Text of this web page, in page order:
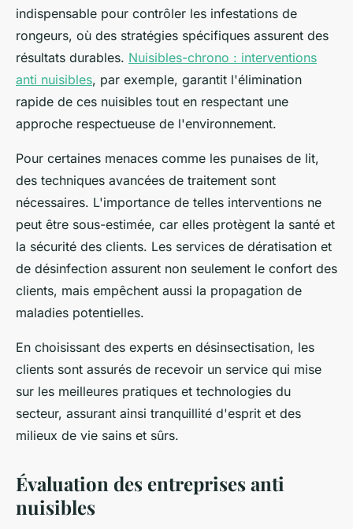
indispensable pour contrôler les infestations de
rongeurs, où des stratégies spécifiques assurent des
résultats durables. Nuisibles-chrono : interventions
anti nuisibles, par exemple, garantit l'élimination
rapide de ces nuisibles tout en respectant une
approche respectueuse de l'environnement.
Pour certaines menaces comme les punaises de lit,
des techniques avancées de traitement sont
nécessaires. L'importance de telles interventions ne
peut être sous-estimée, car elles protègent la santé et
la sécurité des clients. Les services de dératisation et
de désinfection assurent non seulement le confort des
clients, mais empêchent aussi la propagation de
maladies potentielles.
En choisissant des experts en désinsectisation, les
clients sont assurés de recevoir un service qui mise
sur les meilleures pratiques et technologies du
secteur, assurant ainsi tranquillité d'esprit et des
milieux de vie sains et sûrs.
Évaluation des entreprises anti
nuisibles